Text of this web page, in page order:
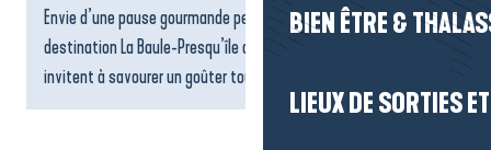
BIEN ÊTRE &
LIEUX DE SORTIES
Envie d’une pause gourmande pendant votre séjour ? Sur la
destination La Baule-Presqu’île de Guérande, de nombreux lieux
invitent à savourer un goûter tout en douceur : salons...